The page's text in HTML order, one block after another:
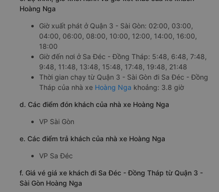
Hoàng Nga
Giờ xuất phát ở Quận 3 - Sài Gòn: 02:00, 03:00,
04:00, 06:00, 08:00, 10:00, 12:00, 14:00, 16:00,
18:00
Giờ đến nơi ở Sa Đéc - Đồng Tháp: 5:48, 6:48, 7:48,
9:48, 11:48, 13:48, 15:48, 17:48, 19:48, 21:48
Thời gian chạy từ Quận 3 - Sài Gòn đi Sa Đéc - Đồng
Tháp của nhà xe Hoàng Nga khoảng: 3.8 giờ
d. Các điểm đón khách của nhà xe Hoàng Nga
VP Sài Gòn
e. Các điểm trả khách của nhà xe Hoàng Nga
VP Sa Đéc
f. Giá vé giá xe khách đi Sa Đéc - Đồng Tháp từ Quận 3 -
Sài Gòn Hoàng Nga